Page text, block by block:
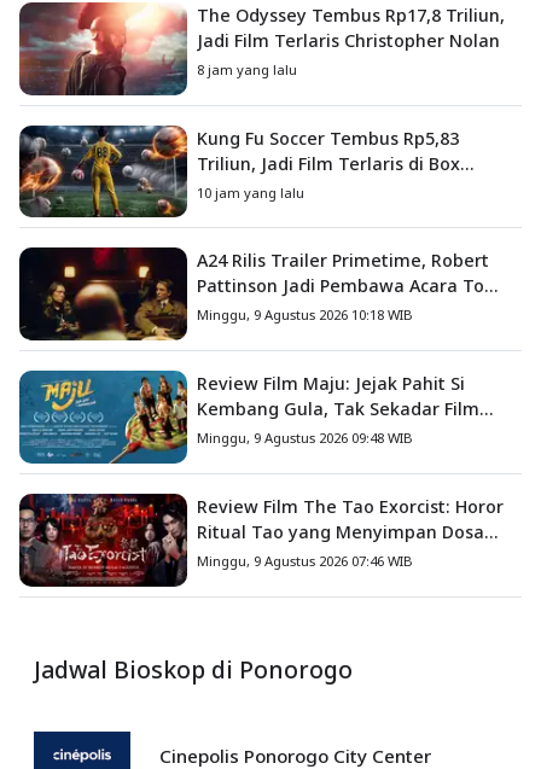
The Odyssey Tembus Rp17,8 Triliun,
Jadi Film Terlaris Christopher Nolan
8 jam yang lalu
Kung Fu Soccer Tembus Rp5,83
Triliun, Jadi Film Terlaris di Box
Office China
10 jam yang lalu
A24 Rilis Trailer Primetime, Robert
Pattinson Jadi Pembawa Acara To
Catch a Predator
Minggu, 9 Agustus 2026 10:18 WIB
Review Film Maju: Jejak Pahit Si
Kembang Gula, Tak Sekadar Film
Petualangan Anak
Minggu, 9 Agustus 2026 09:48 WIB
Review Film The Tao Exorcist: Horor
Ritual Tao yang Menyimpan Dosa
Masa Lalu
Minggu, 9 Agustus 2026 07:46 WIB
Jadwal Bioskop di Ponorogo
Cinepolis Ponorogo City Center